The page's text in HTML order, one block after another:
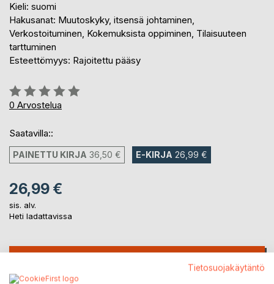
Kieli: suomi
Hakusanat: Muutoskyky, itsensä johtaminen,
Verkostoituminen, Kokemuksista oppiminen, Tilaisuuteen
tarttuminen
Esteettömyys: Rajoitettu pääsy
Arvostelu::
0%
0 Arvostelua
Saatavilla::
PAINETTU KIRJA 36,50 € E-KIRJA 26,99 €
26,99 €
sis. alv.
Heti ladattavissa
Tietosuojakäytäntö